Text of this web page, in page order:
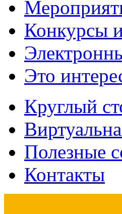
Конкурсы
Это
Круглый
Полезные
Контакты